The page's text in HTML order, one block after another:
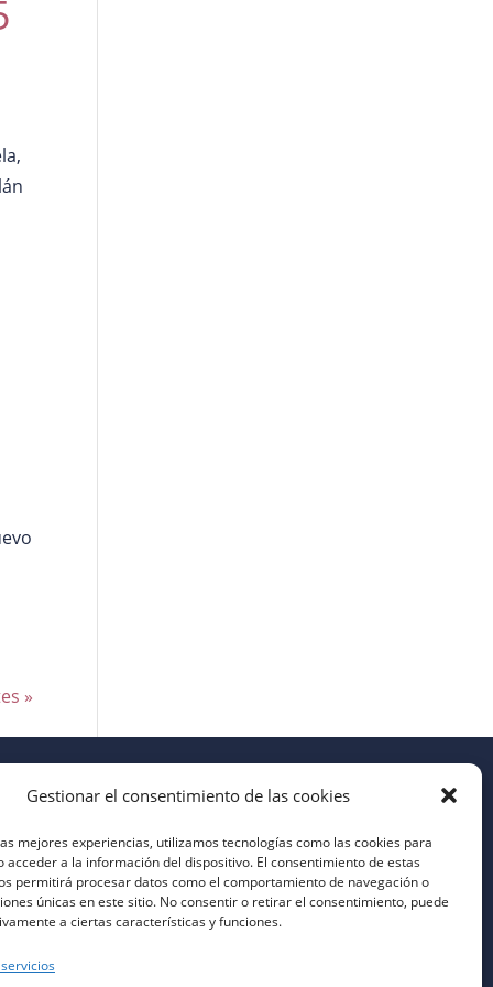
Gestionar el consentimiento de las cookies
mejores experiencias, utilizamos tecnologías como las cookies para
acceder a la información del dispositivo. El consentimiento de estas
permitirá procesar datos como el comportamiento de navegación o
únicas en este sitio. No consentir o retirar el consentimiento, puede
a ciertas características y funciones.
»